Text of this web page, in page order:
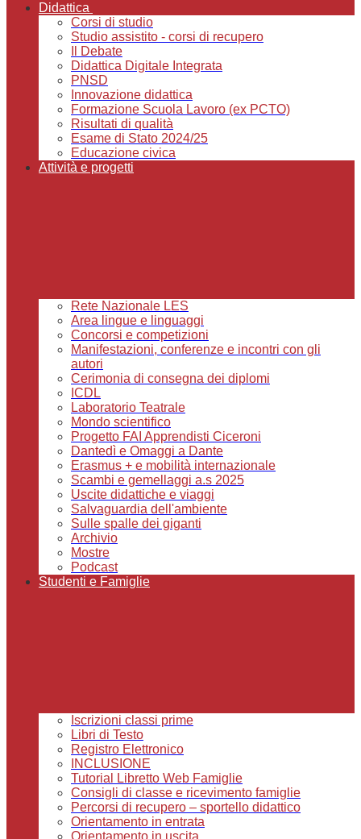
Didattica
Corsi di studio
Studio assistito - corsi di recupero
Il Debate
Didattica Digitale Integrata
PNSD
Innovazione didattica
Formazione Scuola Lavoro (ex PCTO)
Risultati di qualità
Esame di Stato 2024/25
Educazione civica
Attività e progetti
Rete Nazionale LES
Area lingue e linguaggi
Concorsi e competizioni
Manifestazioni, conferenze e incontri con gli
autori
Cerimonia di consegna dei diplomi
ICDL
Laboratorio Teatrale
Mondo scientifico
Progetto FAI Apprendisti Ciceroni
Dantedì e Omaggi a Dante
Erasmus + e mobilità internazionale
Scambi e gemellaggi a.s 2025
Uscite didattiche e viaggi
Salvaguardia dell'ambiente
Sulle spalle dei giganti
Archivio
Mostre
Podcast
Studenti e Famiglie
Iscrizioni classi prime
Libri di Testo
Registro Elettronico
INCLUSIONE
Tutorial Libretto Web Famiglie
Consigli di classe e ricevimento famiglie
Percorsi di recupero – sportello didattico
Orientamento in entrata